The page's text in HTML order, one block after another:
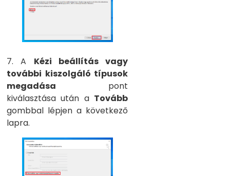
7. A Kézi beállítás vagy
további kiszolgáló típusok
megadása pont
kiválasztása után a Tovább
gombbal lépjen a következő
lapra.